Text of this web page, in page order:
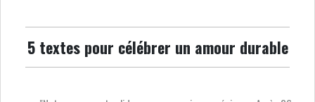
5 textes pour célébrer un amour durable